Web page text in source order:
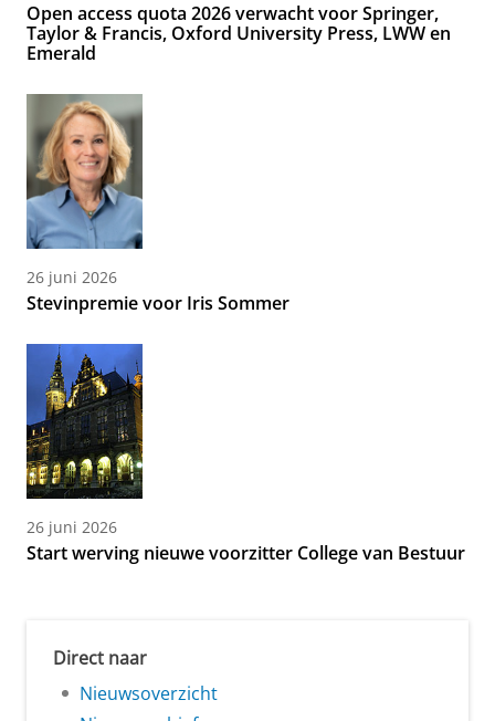
Open access quota 2026 verwacht voor Springer,
Taylor & Francis, Oxford University Press, LWW en
Emerald
26 juni 2026
Stevinpremie voor Iris Sommer
26 juni 2026
Start werving nieuwe voorzitter College van Bestuur
Direct naar
Nieuwsoverzicht